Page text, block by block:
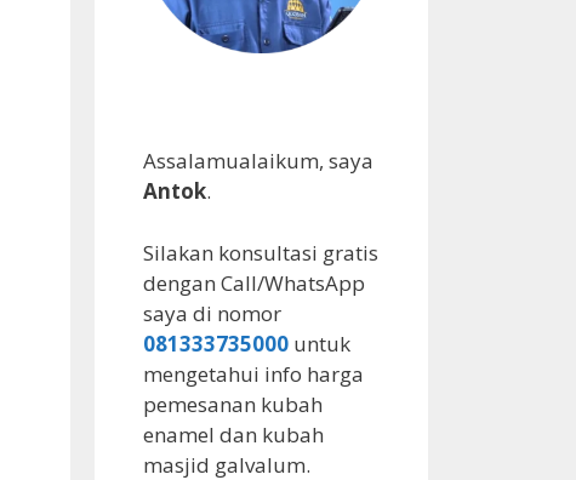
Assalamualaikum, saya
Antok.
Silakan konsultasi gratis
dengan Call/WhatsApp
saya di nomor
081333735000 untuk
mengetahui info harga
pemesanan kubah
enamel dan kubah
masjid galvalum.